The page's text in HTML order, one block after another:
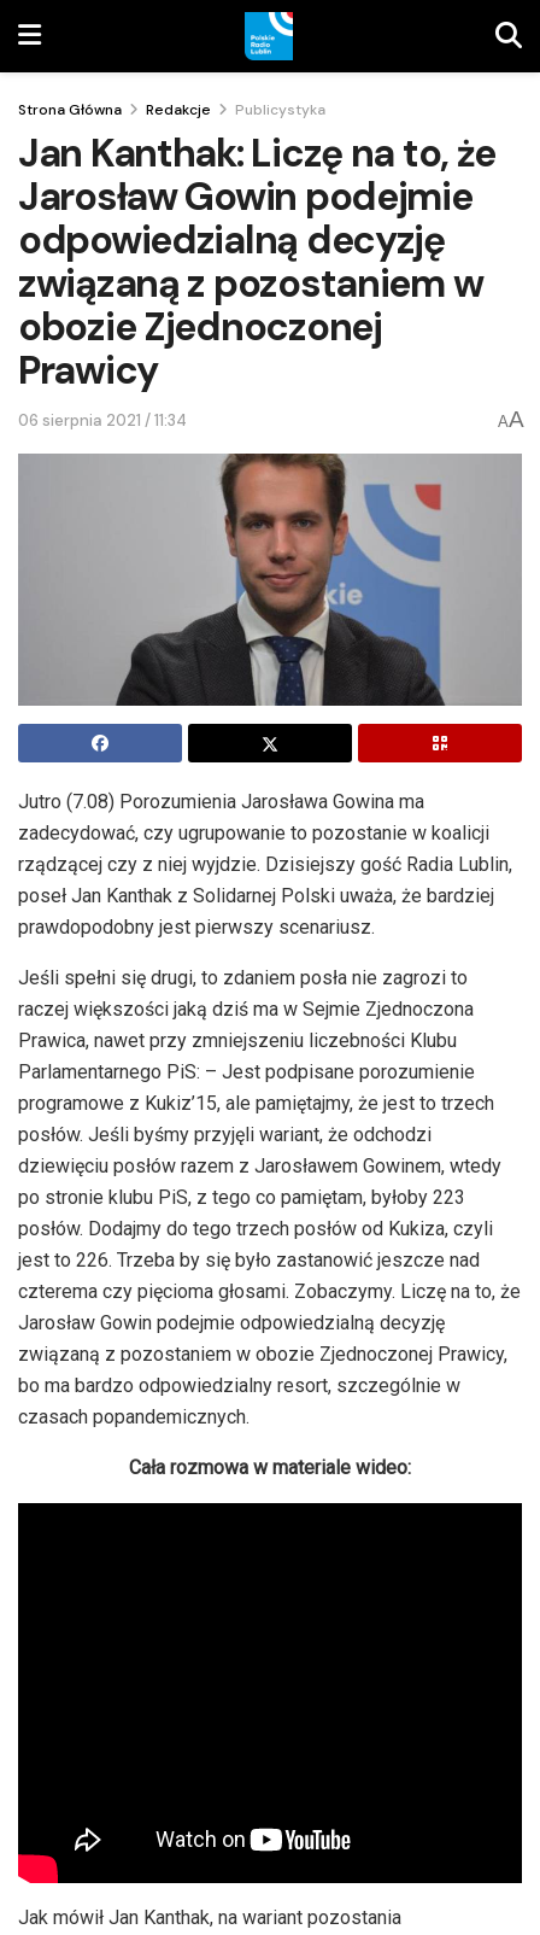
Strona Główna Redakcje Publicystyka
Jan Kanthak: Liczę na to, że
Jarosław Gowin podejmie
odpowiedzialną decyzję
związaną z pozostaniem w
obozie Zjednoczonej
Prawicy
06 sierpnia 2021 / 11:34 AA
Jutro (7.08) Porozumienia Jarosława Gowina ma
zadecydować, czy ugrupowanie to pozostanie w koalicji
rządzącej czy z niej wyjdzie. Dzisiejszy gość Radia Lublin,
poseł Jan Kanthak z Solidarnej Polski uważa, że bardziej
prawdopodobny jest pierwszy scenariusz.
Jeśli spełni się drugi, to zdaniem posła nie zagrozi to
raczej większości jaką dziś ma w Sejmie Zjednoczona
Prawica, nawet przy zmniejszeniu liczebności Klubu
Parlamentarnego PiS: – Jest podpisane porozumienie
programowe z Kukiz’15, ale pamiętajmy, że jest to trzech
posłów. Jeśli byśmy przyjęli wariant, że odchodzi
dziewięciu posłów razem z Jarosławem Gowinem, wtedy
po stronie klubu PiS, z tego co pamiętam, byłoby 223
posłów. Dodajmy do tego trzech posłów od Kukiza, czyli
jest to 226. Trzeba by się było zastanowić jeszcze nad
czterema czy pięcioma głosami. Zobaczymy. Liczę na to, że
Jarosław Gowin podejmie odpowiedzialną decyzję
związaną z pozostaniem w obozie Zjednoczonej Prawicy,
bo ma bardzo odpowiedzialny resort, szczególnie w
czasach popandemicznych.
Cała rozmowa w materiale wideo:
Jak mówił Jan Kanthak, na wariant pozostania